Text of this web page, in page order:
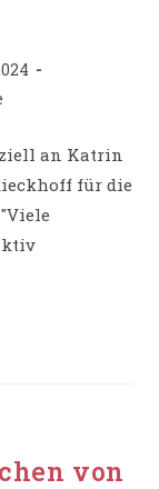
an Katrin
für die
von